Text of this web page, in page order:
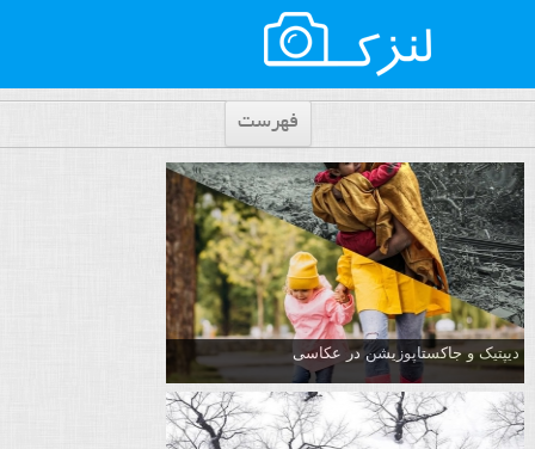
فهرست
دیپتیک و جاکستا‌پوزیشن در عکاسی